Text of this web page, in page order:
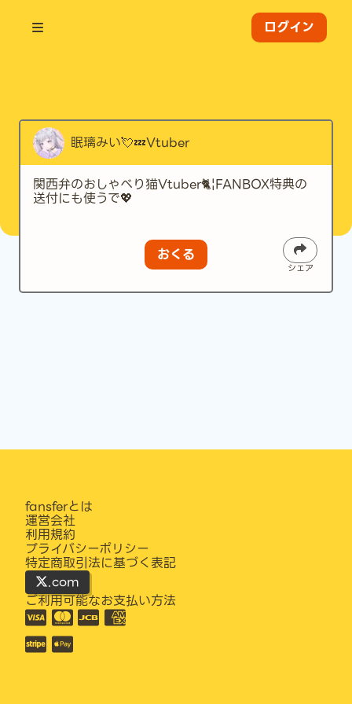
ログイン
眠璃みい💘💤Vtuber
関西弁のおしゃべり猫Vtuber🐈¦FANBOX特典の
送付にも使うで💖
おくる
シェア
fansferとは
運営会社
利用規約
プライバシーポリシー
特定商取引法に基づく表記
.com
ご利用可能なお支払い方法